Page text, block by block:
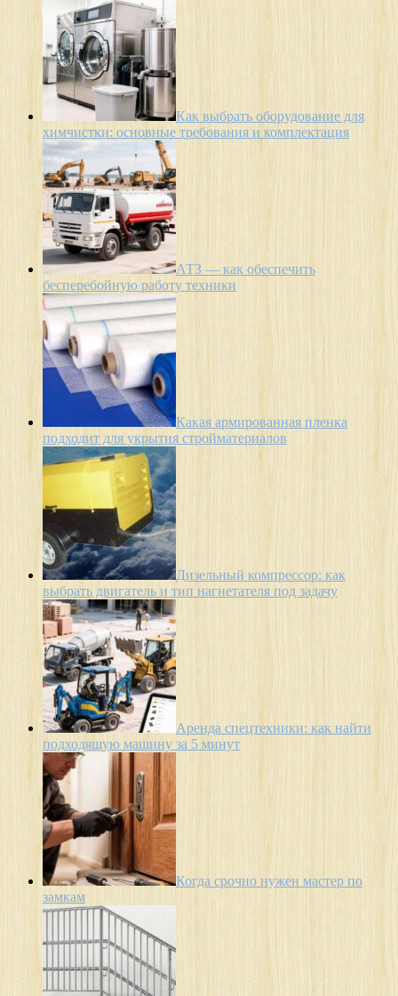
Как выбрать оборудование для
химчистки: основные требования и комплектация
АТЗ — как обеспечить
бесперебойную работу техники
Какая армированная пленка
подходит для укрытия стройматериалов
Дизельный компрессор: как
выбрать двигатель и тип нагнетателя под задачу
Аренда спецтехники: как найти
подходящую машину за 5 минут
Когда срочно нужен мастер по
замкам